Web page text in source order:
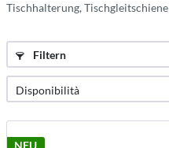
Tischhalterung, Tischgleitschiene
Filtern